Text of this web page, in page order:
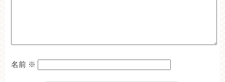
名前 ※